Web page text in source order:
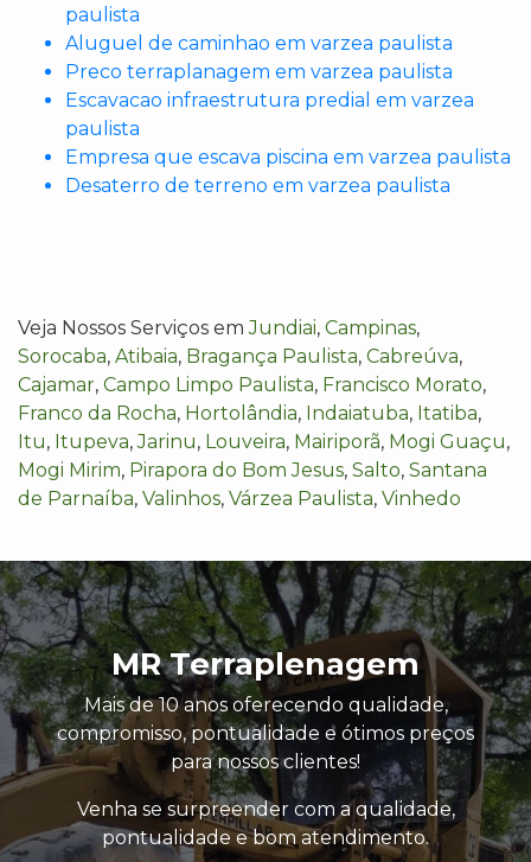
paulista
Aluguel de caminhao em varzea paulista
Preco terraplanagem em varzea paulista
Escavacao infraestrutura predial em varzea
paulista
Empresa que escava piscina em varzea paulista
Desaterro de terreno em varzea paulista
Veja Nossos Serviços emJundiai, Campinas,
Sorocaba, Atibaia, Bragança Paulista, Cabreúva,
Cajamar, Campo Limpo Paulista, Francisco Morato,
Franco da Rocha, Hortolândia, Indaiatuba, Itatiba,
Itu, Itupeva,Jarinu, Louveira, Mairiporã, Mogi Guaçu,
Mogi Mirim, Pirapora do Bom Jesus, Salto, Santana
de Parnaíba, Valinhos, Várzea Paulista, Vinhedo
MR Terraplenagem
Mais de 10 anos oferecendo qualidade,
compromisso, pontualidade e ótimos preços
para nossos clientes!
Venha se surpreender com a qualidade,
pontualidade e bom atendimento.